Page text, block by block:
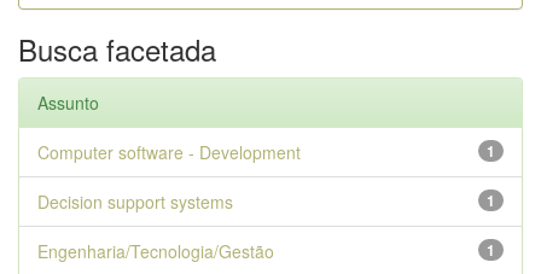
Busca facetada
Assunto
1
Computer software - Development
1
Decision support systems
1
Engenharia/Tecnologia/Gestão